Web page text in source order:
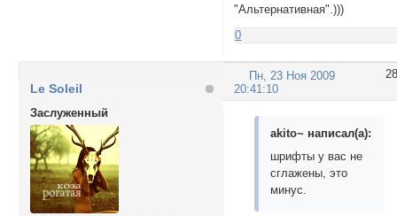
"Альтернативная".)))
0
28
Пн, 23 Ноя 2009
20:41:10
Le Soleil
Заслуженный
akito~ написал(а):
шрифты у вас не
сглажены, это
минус.